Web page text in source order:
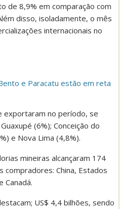
de 8,9% em comparação com
disso, isoladamente, o mês
internacionais no
e Paracatu estão em reta
exportaram no período, se
(6%); Conceição do
e Nova Lima (4,8%).
mineiras alcançaram 174
compradores: China, Estados
Canadá.
US$ 4,4 bilhões, sendo